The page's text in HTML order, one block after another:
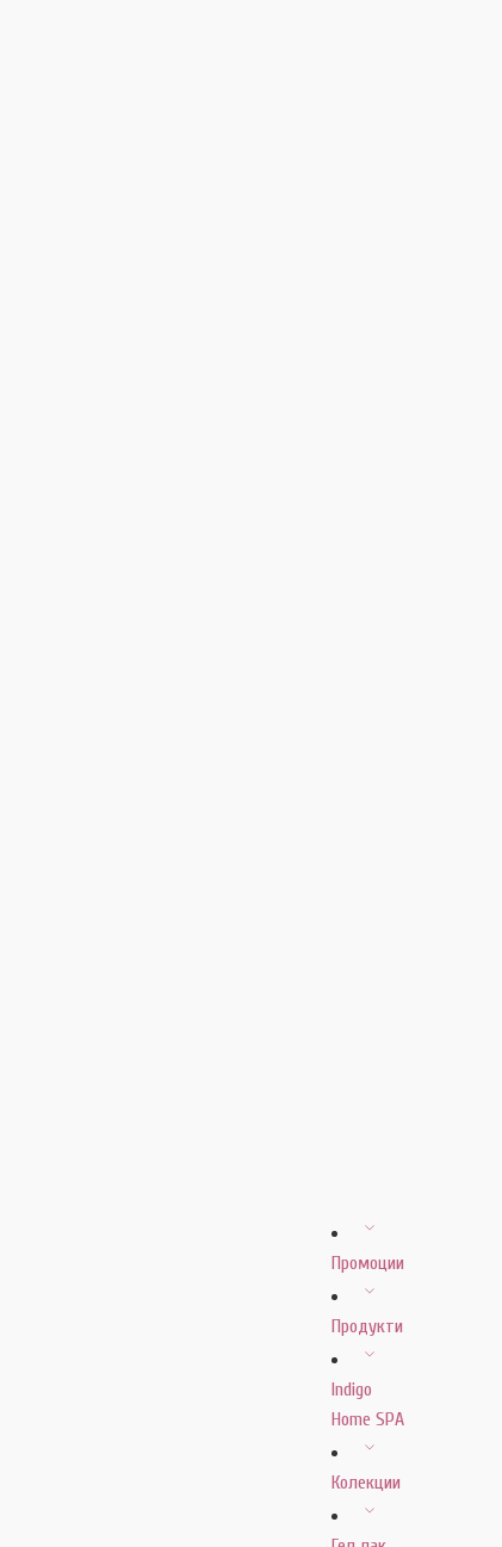
Промоции
Продукти
Indigo
Home SPA
Колекции